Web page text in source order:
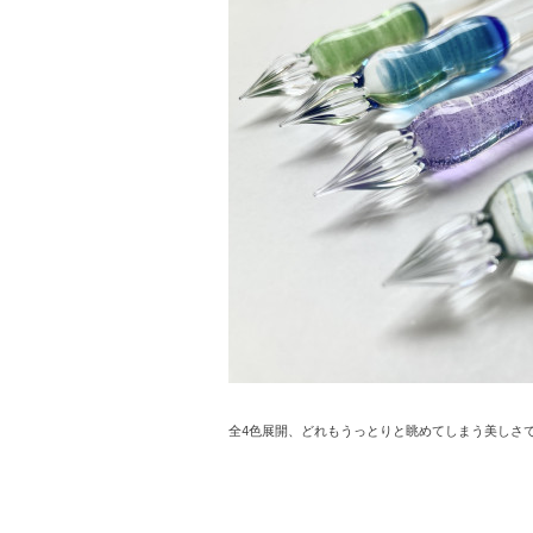
全4色展開、どれもうっとりと眺めてしまう美しさ